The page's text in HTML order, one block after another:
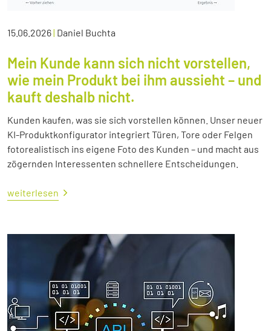
15.06.2026| Daniel Buchta
Mein Kunde kann sich nicht vorstellen,
wie mein Produkt bei ihm aussieht – und
kauft deshalb nicht.
Kunden kaufen, was sie sich vorstellen können. Unser neuer
KI-Produktkonfigurator integriert Türen, Tore oder Felgen
fotorealistisch ins eigene Foto des Kunden – und macht aus
zögernden Interessenten schnellere Entscheidungen.
weiterlesen